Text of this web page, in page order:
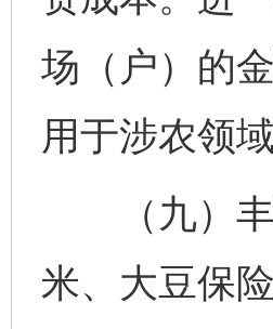
场（户）的
用于涉农领域
（九）丰
米、大豆保